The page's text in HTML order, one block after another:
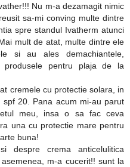
Nu m-a dezamagit nimic
sa-mi conving multe dintre
spre standul Ivatherm atunci
mult de atat, multe dintre ele
si au ales demachiantele,
produsele pentru plaja de la
cremele cu protectie solara, in
20. Pana acum mi-au parut
meu, insa o sa fac ceva
una cu protectie mare pentru
buna!
crema anticelulitica
m-a cucerit!! sunt la